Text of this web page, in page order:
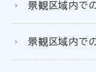
景観区域内で
景観区域内で